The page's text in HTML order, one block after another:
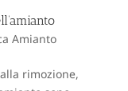
Amianto
rimozione,